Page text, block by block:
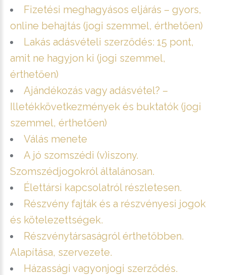
Fizetési meghagyásos eljárás – gyors,
online behajtás (jogi szemmel, érthetően)
Lakás adásvételi szerződés: 15 pont,
amit ne hagyjon ki (jogi szemmel,
érthetően)
Ajándékozás vagy adásvétel? –
Illetékkövetkezmények és buktatók (jogi
szemmel, érthetően)
Válás menete
A jó szomszédi (v)iszony.
Szomszédjogokról általánosan.
Élettársi kapcsolatról részletesen.
Részvény fajták és a részvényesi jogok
és kötelezettségek.
Részvénytársaságról érthetőbben.
Alapítása, szervezete.
Házassági vagyonjogi szerződés.